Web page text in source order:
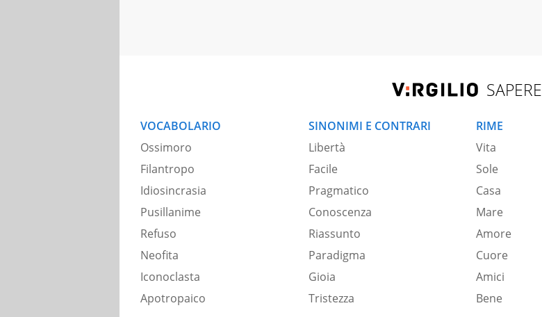
SAPERE
VOCABOLARIO
Ossimoro
Filantropo
Idiosincrasia
Pusillanime
Refuso
Neofita
Iconoclasta
Apotropaico
SINONIMI E CONTRARI
Libertà
Facile
Pragmatico
Conoscenza
Riassunto
Paradigma
Gioia
Tristezza
RIME
Vita
Sole
Casa
Mare
Amore
Cuore
Amici
Bene